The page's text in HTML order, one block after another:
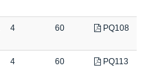
4 60 PQ108
4 60 PQ113